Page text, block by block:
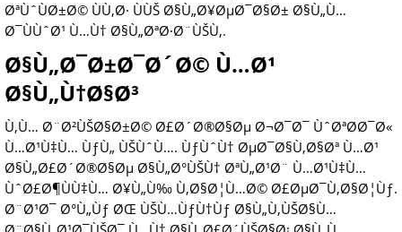
ØªÙˆÙØ±Ø© ÙÙ‚Ø· ÙÙŠ Ø§Ù„Ø¥ØµØ¯Ø§Ø± Ø§Ù„Ù…
Ø¯ÙÙˆØ¹ Ù…Ù† Ø§Ù„ØªØ·Ø¨ÙŠÙ‚.
Ø§Ù„Ø¯Ø±Ø¯Ø´Ø© Ù…Ø¹
Ø§Ù„Ù†Ø§Ø³
Ù‚Ù… Ø¨Ø²ÙŠØ§Ø±Ø© Ø£Ø´Ø®Ø§Øµ Ø¬Ø¯Ø¯ ÙˆØªØ­Ø¯Ø«
Ù…Ø¹Ù‡Ù… ÙƒÙ„ ÙŠÙˆÙ…. ÙƒÙˆÙ† ØµØ¯Ø§Ù‚Ø§Øª Ù…Ø¹
Ø§Ù„Ø£Ø´Ø®Ø§Øµ Ø§Ù„Ø°ÙŠÙ† ØªÙ„Ø¹Ø¨ Ù…Ø¹Ù‡Ù…
ÙˆØ£Ø¶ÙÙ‡Ù… Ø¥Ù„Ù‰ Ù‚Ø§Ø¦Ù…Ø© Ø£ØµØ¯Ù‚Ø§Ø¦Ùƒ.
Ø¨Ø¹Ø¯ Ø°Ù„Ùƒ ØŒ ÙŠÙ…ÙƒÙ†Ùƒ Ø§Ù„Ù‚ÙŠØ§Ù…